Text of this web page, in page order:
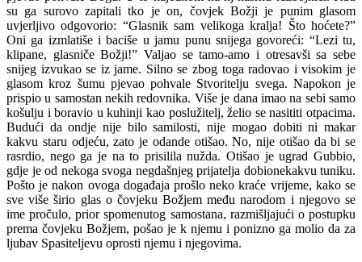
su ga surovo zapitali tko je on, čovjek Božji je punim glasom
uvjerljivo odgovorio: “Glasnik sam velikoga kralja! Što hoćete?”
Oni ga izmlatiše i baciše u jamu punu snijega govoreći: “Lezi tu,
klipane, glasniče Božji!” Valjao se tamo-amo i otresavši sa sebe
snijeg izvukao se iz jame. Silno se zbog toga radovao i visokim je
glasom kroz šumu pjevao pohvale Stvoritelju svega. Napokon je
prispio u samostan nekih redovnika. Više je dana imao na sebi samo
košulju i boravio u kuhinji kao poslužitelj, želio se nasititi otpacima.
Budući da ondje nije bilo samilosti, nije mogao dobiti ni makar
kakvu staru odjeću, zato je odande otišao. No, nije otišao da bi se
rasrdio, nego ga je na to prisilila nužda. Otišao je ugrad Gubbio,
gdje je od nekoga svoga negdašnjeg prijatelja dobionekakvu tuniku.
Pošto je nakon ovoga događaja prošlo neko kraće vrijeme, kako se
sve više širio glas o čovjeku Božjem među narodom i njegovo se
ime pročulo, prior spomenutog samostana, razmišljajući o postupku
prema čovjeku Božjem, pošao je k njemu i ponizno ga molio da za
ljubav Spasiteljevu oprosti njemu i njegovima.